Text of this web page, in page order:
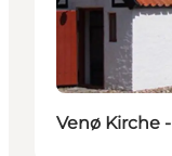
Venø Kirche